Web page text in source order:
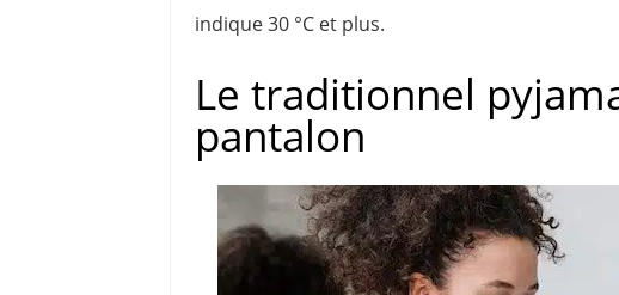
indique 30 °C et plus.
Le traditionnel
pantalon